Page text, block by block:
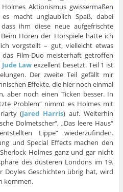
Aktionismus gwissermaßen
macht unglaublich Spaß, dabei
ihm diese neue aufgefrischte
Hören der Hörspiele hatte ich
vorgstellt – gut, vielleicht etwas
Film-Duo meisterhaft getroffen
Jude Lawexzellent besetzt. Teil 1 ist
Der zweite Teil gefällt mir
Effekte, die hier noch einmal
aber noch einen Ticken besser. In
Problem“ nimmt es Holmes mit
(Jared Harris) auf. Weiterhin
Dolmetscher“, „Das leere Haus“
Lippe“ wiederzufinden.
und Special Effects machen den
Holmes ganz und gar nicht
des düsteren Londons im 19.
Doyles Geschichten übrig hat, wird
kommen.